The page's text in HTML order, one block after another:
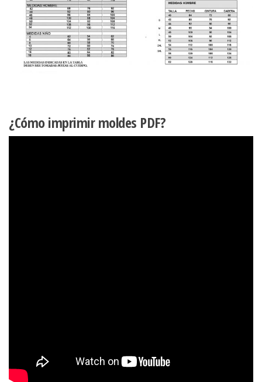
¿Cómo imprimir moldes PDF?